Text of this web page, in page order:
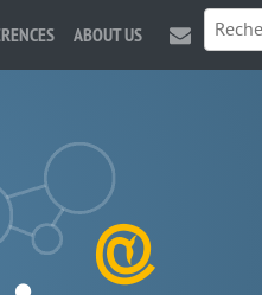
ABOUT US